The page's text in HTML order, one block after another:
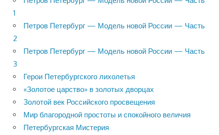
1
Петров Петербург — Модель новой России — Часть
2
Петров Петербург — Модель новой России — Часть
3
Герои Петербургского лихолетья
«Золотое царство» в золотых дворцах
Золотой век Российского просвещения
Мир благородной простоты и спокойного величия
Петербургская Мистерия